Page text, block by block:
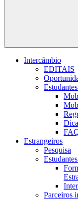
Intercâmbio
EDITAIS
Estrangeiros
Pesquisa
Parceiros